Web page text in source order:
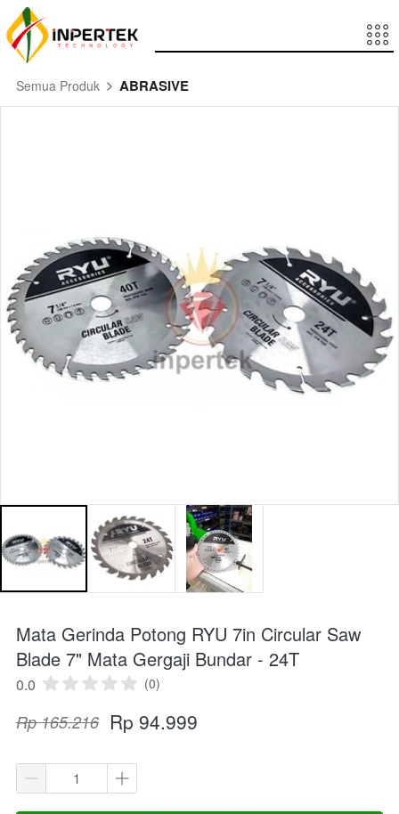
Semua Produk ABRASIVE
Mata Gerinda Potong RYU 7in Circular Saw
Blade 7" Mata Gergaji Bundar - 24T
0.0 (0)
Rp 165.216 Rp 94.999